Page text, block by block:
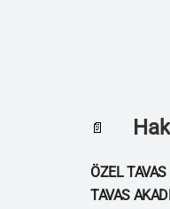
📄
ÖZEL
TAVAS